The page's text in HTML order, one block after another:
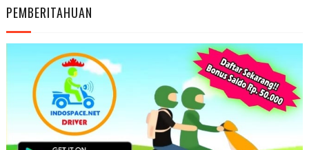
PEMBERITAHUAN